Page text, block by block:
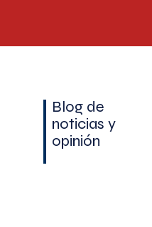
Blog de
noticias y
opinión